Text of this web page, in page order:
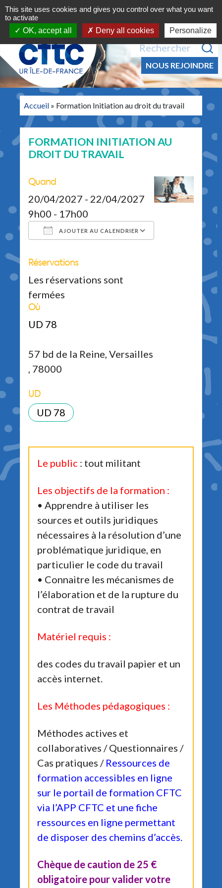
Aller au contenu
Navigation principale
MENU
Recherche pour :
NOUS REJOINDRE
Accueil » Formation Initiation au droit du travail
FORMATION INITIATION AU
DROIT DU TRAVAIL
Quand
20/04/2027 - 22/04/2027
9h00 - 17h00
AJOUTER AU CALENDRIER
Télécharger ICS
Calendrier Google
Réservations
Les réservations sont
fermées
Où
UD 78
57 bd de la Reine, Versailles
, 78000
UD
UD 78
Le public : tout militant
Les objectifs de la formation :
• Apprendre à utiliser les
sources et outils juridiques
nécessaires à la résolution d’une
problématique juridique, en
particulier le code du travail
• Connaitre les mécanismes de
l’élaboration et de la rupture du
contrat de travail
Matériel requis :
des codes du travail papier et un
accès internet.
Les Méthodes pédagogiques :
Méthodes actives et
collaboratives / Questionnaires /
Cas pratiques /Ressources de
formation accessibles en ligne
sur le portail de formation CFTC
via l’APP CFTC et une fiche
ressources en ligne permettant
de disposer des chemins d’accès.
Chèque de caution de 25 €
obligatoire pour valider votre
This site uses cookies and gives you control over what you want
to activate
OK, accept all
Deny all cookies Personalize